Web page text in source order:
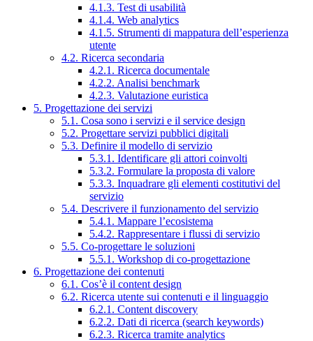
4.1.3. Test di usabilità
4.1.4. Web analytics
4.1.5. Strumenti di mappatura dell’esperienza
utente
4.2. Ricerca secondaria
4.2.1. Ricerca documentale
4.2.2. Analisi benchmark
4.2.3. Valutazione euristica
5. Progettazione dei servizi
5.1. Cosa sono i servizi e il service design
5.2. Progettare servizi pubblici digitali
5.3. Definire il modello di servizio
5.3.1. Identificare gli attori coinvolti
5.3.2. Formulare la proposta di valore
5.3.3. Inquadrare gli elementi costitutivi del
servizio
5.4. Descrivere il funzionamento del servizio
5.4.1. Mappare l’ecosistema
5.4.2. Rappresentare i flussi di servizio
5.5. Co-progettare le soluzioni
5.5.1. Workshop di co-progettazione
6. Progettazione dei contenuti
6.1. Cos’è il content design
6.2. Ricerca utente sui contenuti e il linguaggio
6.2.1. Content discovery
6.2.2. Dati di ricerca (search keywords)
6.2.3. Ricerca tramite analytics